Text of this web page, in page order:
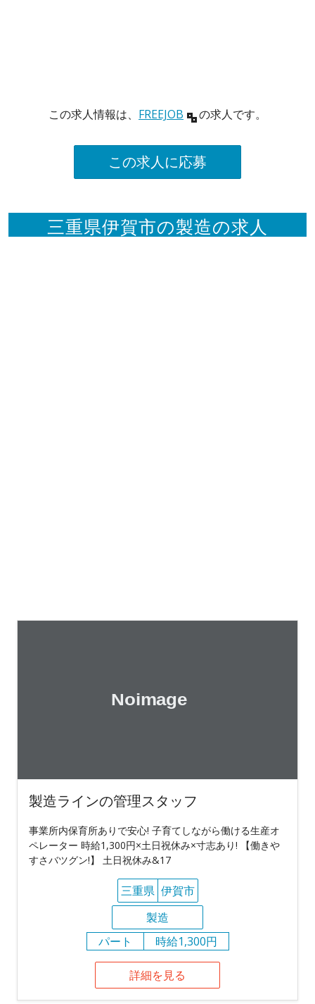
この求人情報は、 FREEJOB の求人です。
この求人に応募
三重県伊賀市の製造の求人
製造ラインの管理スタッフ
事業所内保育所ありで安心! 子育てしながら働ける生産オ
ペレーター 時給1,300円×土日祝休み×寸志あり! 【働きや
すさバツグン!】 土日祝休み&17
三重県 伊賀市
製造
パート
時給1,300円
詳細を見る